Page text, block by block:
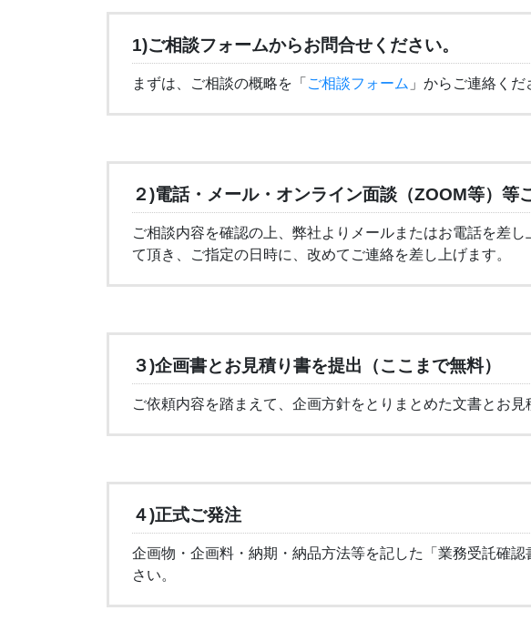
1)ご相談フォームからお問合せください。
まずは、ご相談の概略を「 ご相談フォーム 」からご連絡くだ
２)電話・メール・オンライン面談（ZOOM等）等
ご相談内容を確認の上、弊社よりメールまたはお電話を差
て頂き、ご指定の日時に、改めてご連絡を差し上げます。
３)企画書とお見積り書を提出（ここまで無料）
ご依頼内容を踏まえて、企画方針をとりまとめた文書とお見
４)正式ご発注
企画物・企画料・納期・納品方法等を記した「業務受託確
さい。